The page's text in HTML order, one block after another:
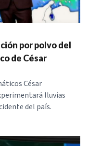
por polvo del
de César
César
lluvias
del país.